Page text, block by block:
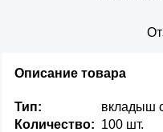
Описание товара
Тип:
вкладыш
Количество: 100 шт.